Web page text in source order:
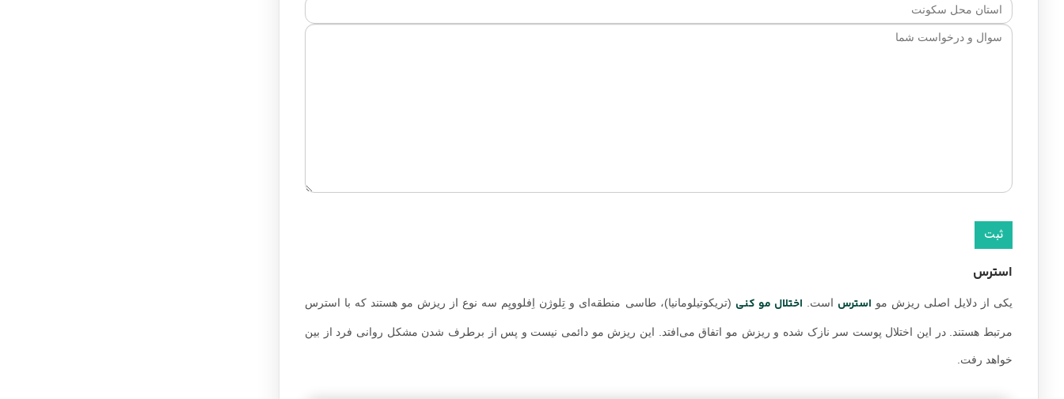
استرس
یکی از دلایل اصلی ریزش مو استرس است. اختلال مو کنی (تریکوتیلومانیا)، طاسی منطقه‌ای و تِلوژن اِفلوویِم سه نوع از ریزش مو هستند که با استرس
مرتبط هستند. در این اختلال پوست سر نازک شده و ریزش مو اتفاق می‌افتد. این ریزش مو دائمی نیست و پس از برطرف شدن مشکل روانی فرد از بین
خواهد رفت.